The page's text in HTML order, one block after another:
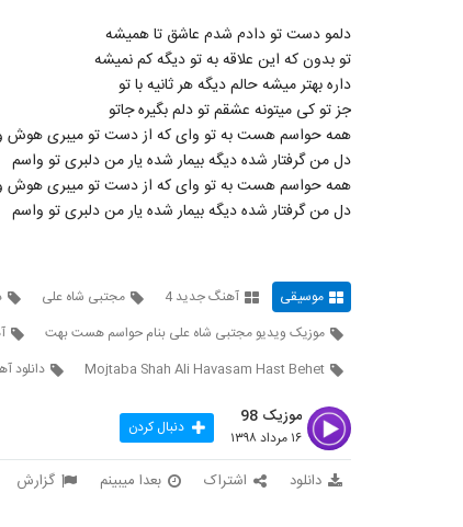
دلمو دست تو دادم شدم عاشق تا همیشه
تو بدون که این علاقه به تو دیگه کم نمیشه
داره بهتر میشه حالم دیگه هر ثانیه با تو
جز تو کی میتونه عشقم تو دلم بگیره جاتو
همه حواسم هست به تو وای که از دست تو میبری هوش
دل من گرفتار شده دیگه بیمار شده یار من دلبری تو واسم
همه حواسم هست به تو وای که از دست تو میبری هوش
دل من گرفتار شده دیگه بیمار شده یار من دلبری تو واسم
موسیقی آهنگ جدید 4 مجتبی شاه علی
موزیک ویدیو مجتبی شاه علی بنام حواسم هست بهت
Mojtaba Shah Ali Havasam Hast Behet
دانلود
موزیک 98
۱۶ مرداد ۱۳۹۸ دنبال کردن
دانلود اشتراک بعدا میبینم گزارش